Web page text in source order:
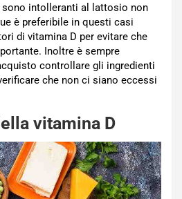
sono intolleranti al lattosio non
è preferibile in questi casi
di vitamina D per evitare che
Inoltre è sempre
controllare gli ingredienti
che non ci siano eccessi
vitamina D